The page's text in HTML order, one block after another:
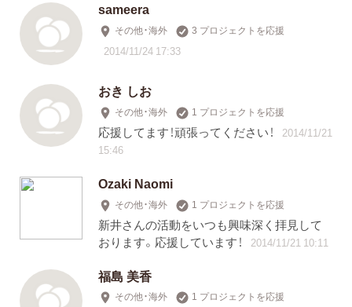
sameera
その他・海外 3 プロジェクトを応援
2014/11/24 17:33
おき しお
その他・海外 1 プロジェクトを応援
応援してます！頑張ってください！
2014/11/21
15:46
Ozaki Naomi
その他・海外 1 プロジェクトを応援
新井さんの活動をいつも興味深く拝見して
おります。応援しています！
2014/11/21 10:11
福島 美香
その他・海外 1 プロジェクトを応援